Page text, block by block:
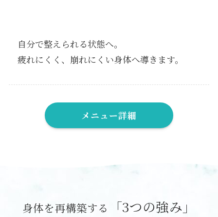
自分で整えられる状態へ。
疲れにくく、崩れにくい身体へ導きます。
メニュー詳細
身体を再構築する 「3つの強み」